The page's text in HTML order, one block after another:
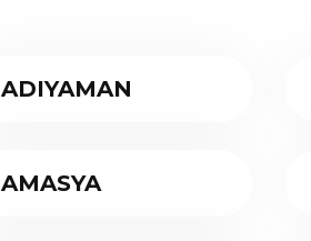
ADIYAMAN
AMASYA